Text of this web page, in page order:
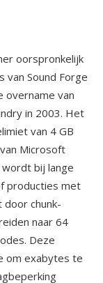
oorspronkelijk
van Sound Forge
overname van
in 2003. Het
van 4 GB
Microsoft
bij lange
producties met
chunk-
naar 64
Deze
om exabytes te